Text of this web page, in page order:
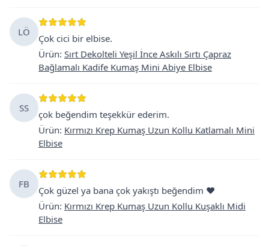
LÖ
Çok cici bir elbise.
Ürün: Sırt Dekolteli Yeşil İnce Askılı Sırtı Çapraz
Bağlamalı Kadife Kumaş Mini Abiye Elbise
SS
çok beğendim teşekkür ederim.
Ürün: Kırmızı Krep Kumaş Uzun Kollu Katlamalı Mini
Elbise
FB
Çok güzel ya bana çok yakıştı beğendim ❤️
Ürün: Kırmızı Krep Kumaş Uzun Kollu Kuşaklı Midi
Elbise